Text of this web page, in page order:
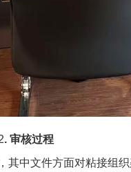
.审核过程
中文件方面对粘接组